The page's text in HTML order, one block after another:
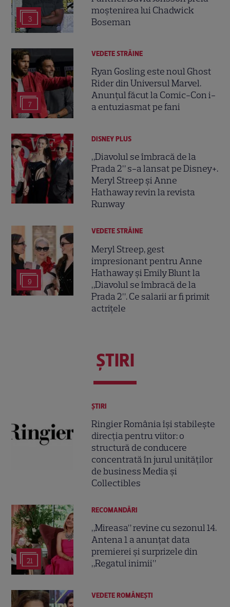
3
moștenirea lui Chadwick
Boseman
7
VEDETE STRĂINE
Ryan Gosling este noul Ghost
Rider din Universul Marvel.
Anunțul făcut la Comic-Con i-
a entuziasmat pe fani
DISNEY PLUS
„Diavolul se îmbracă de la
Prada 2” s-a lansat pe Disney+.
Meryl Streep și Anne
Hathaway revin la revista
Runway
9
VEDETE STRĂINE
Meryl Streep, gest
impresionant pentru Anne
Hathaway și Emily Blunt la
„Diavolul se îmbracă de la
Prada 2”. Ce salarii ar fi primit
actrițele
ŞTIRI
ȘTIRI
Ringier România își stabilește
direcția pentru viitor: o
structură de conducere
concentrată în jurul unităților
de business Media și
Collectibles
21
RECOMANDĂRI
„Mireasa” revine cu sezonul 14.
Antena 1 a anunțat data
premierei și surprizele din
„Regatul inimii”
VEDETE ROMÂNEŞTI